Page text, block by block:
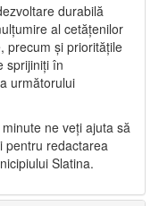
durabilă
al cetățenilor
precum și prioritățile
sprijiniți în
următorului
ne veți ajuta să
pentru redactarea
Slatina.